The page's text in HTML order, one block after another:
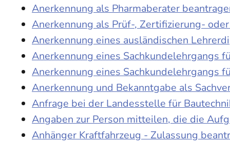
Anerkennung als Pharmaberater
Anerkennung als Prüf-, Zertifizierung-
Anerkennung eines ausländischen
Anerkennung eines Sachkundelehrgangs
Anerkennung eines Sachkundelehrgangs
Anerkennung und Bekanntgabe als
Anfrage bei der Landesstelle für
Angaben zur Person mitteilen, die die
Anhänger Kraftfahrzeug - Zulassung